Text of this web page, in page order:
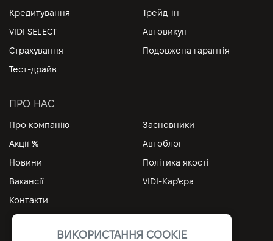
Кредитування
Трейд-ін
VIDI SELECT
Автовикуп
Страхування
Подовжена гарантія
Тест-драйв
ПРО НАС
Про компанію
Засновники
Акції %
Автоблог
Новини
Політика якості
Вакансії
VIDI-Кар'єра
Контакти
ВИКОРИСТАННЯ COOKIE